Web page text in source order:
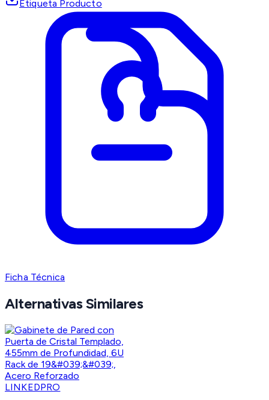
Etiqueta Producto
Ficha Técnica
Alternativas Similares
LINKEDPRO